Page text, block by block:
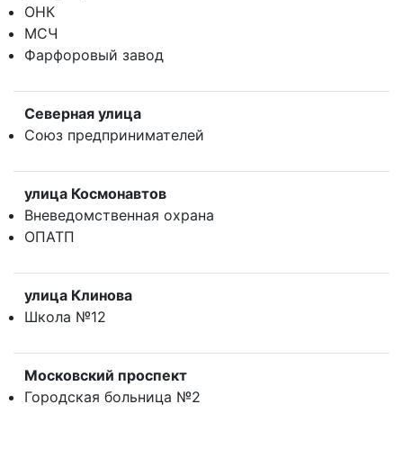
ОНК
МСЧ
Фарфоровый завод
Северная улица
Союз предпринимателей
улица Космонавтов
Вневедомственная охрана
ОПАТП
улица Клинова
Школа №12
Московский проспект
Городская больница №2